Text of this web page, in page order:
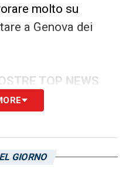
molto su
a Genova dei
TOP NEWS
GIORNO